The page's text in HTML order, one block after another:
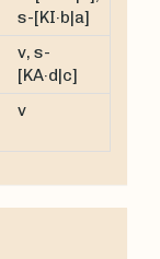
s-[KI·b|a]
v, s-
[KA·d|c]
v